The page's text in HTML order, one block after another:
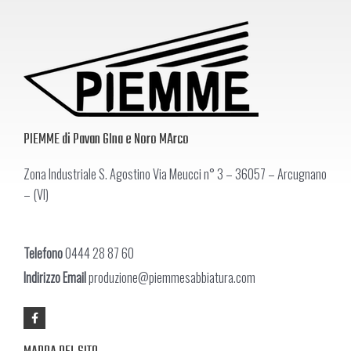
PIEMME di Pavan GIna e Noro MArco
Zona Industriale S. Agostino Via Meucci n° 3 – 36057 – Arcugnano
– (VI)
Telefono0444 28 87 60
Indirizzo Emailproduzione@piemmesabbiatura.com
F
a
c